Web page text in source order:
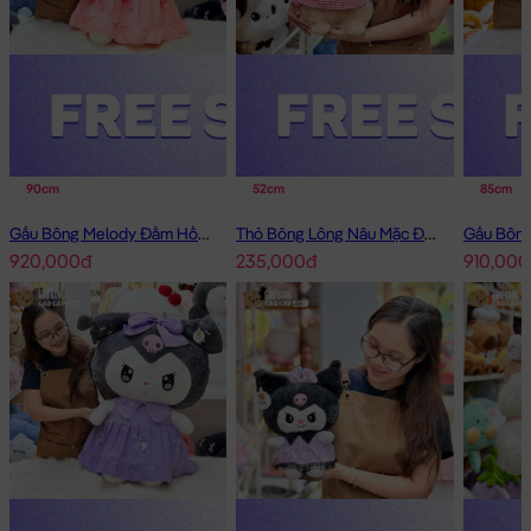
90cm
Gấu Bông Melody Đầm Hồng Cổ Sen Đeo Nơ
920,000đ
52cm
Thỏ Bông Lông Nâu Mặc Đầm Caro Happy
235,000đ
85cm